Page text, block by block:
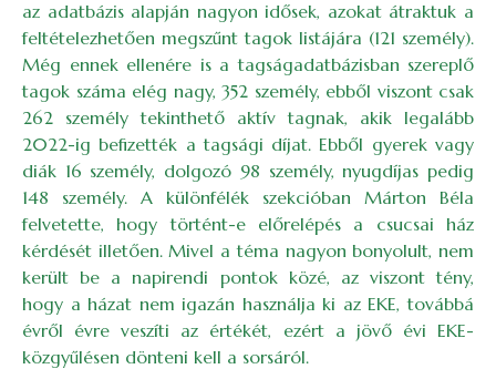
az adatbázis alapján nagyon idősek, azokat átraktuk a
feltételezhetően megszűnt tagok listájára (121 személy).
Még ennek ellenére is a tagságadatbázisban szereplő
tagok száma elég nagy, 352 személy, ebből viszont csak
262 személy tekinthető aktív tagnak, akik legalább
2022-ig befizették a tagsági díjat. Ebből gyerek vagy
diák 16 személy, dolgozó 98 személy, nyugdíjas pedig
148 személy. A különfélék szekcióban Márton Béla
felvetette, hogy történt-e előrelépés a csucsai ház
kérdését illetően. Mivel a téma nagyon bonyolult, nem
került be a napirendi pontok közé, az viszont tény,
hogy a házat nem igazán használja ki az EKE, továbbá
évről évre veszíti az értékét, ezért a jövő évi EKE-
közgyűlésen dönteni kell a sorsáról.